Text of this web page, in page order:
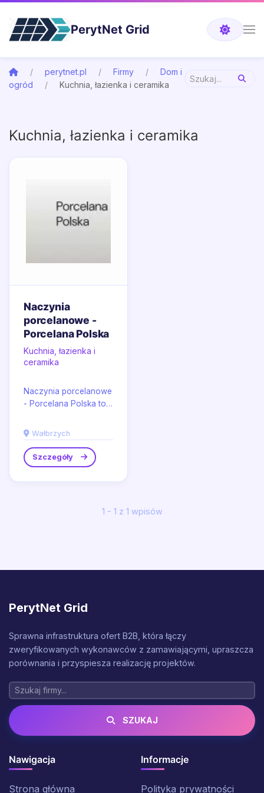
PerytNet Grid
perytnet.pl Firmy
Dom i
ogród
Kuchnia, łazienka i ceramika
Kuchnia, łazienka i ceramika
Naczynia
porcelanowe -
Porcelana Polska
Kuchnia, łazienka i
ceramika
Naczynia porcelanowe
- Porcelana Polska to
której siedziba mieści
się w malowniczym...
Wałbrzych
Szczegóły
1 - 1 z 1 wpisów
PerytNet Grid
Sprawna infrastruktura ofert B2B, która łączy
zweryfikowanych wykonawców z zamawiającymi, upraszcza
porównania i przyspiesza realizację projektów.
SZUKAJ
Nawigacja
Strona główna
Informacje
Polityka prywatności